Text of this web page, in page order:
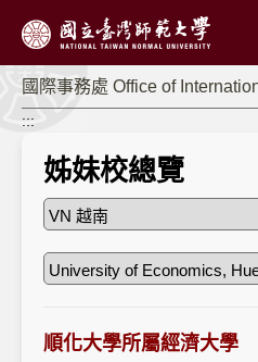
國際事務處 Office of
:::
姊妹校總覽
順化大學所屬經濟大學